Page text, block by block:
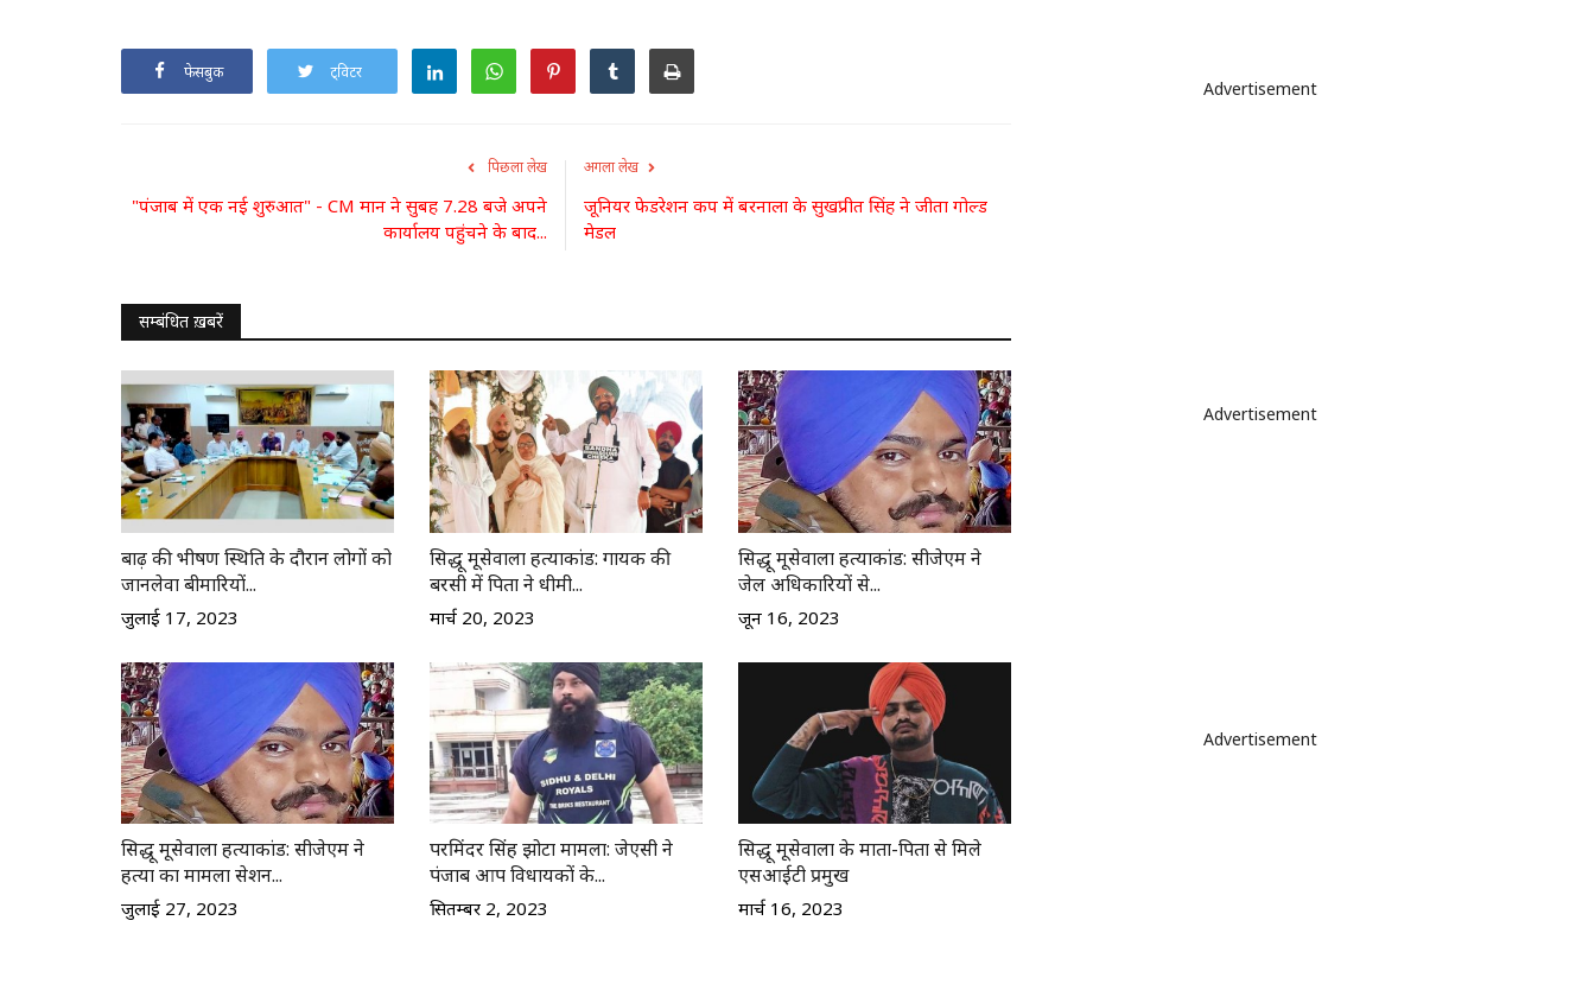
फेसबुक ट्विटर
पिछला लेख
"पंजाब में एक नई शुरुआत" - CM मान ने सुबह 7.28 बजे अपने
कार्यालय पहुंचने के बाद...
अगला लेख
जूनियर फेडरेशन कप में बरनाला के सुखप्रीत सिंह ने जीता गोल्ड
मेडल
सम्बंधित ख़बरें
बाढ़ की भीषण स्थिति के दौरान लोगों को
जानलेवा बीमारियों...
जुलाई 17, 2023
सिद्धू मूसेवाला हत्याकांड: गायक की
बरसी में पिता ने धीमी...
मार्च 20, 2023
सिद्धू मूसेवाला हत्याकांड: सीजेएम ने
जेल अधिकारियों से...
जून 16, 2023
सिद्धू मूसेवाला हत्याकांड: सीजेएम ने
हत्या का मामला सेशन...
जुलाई 27, 2023
परमिंदर सिंह झोटा मामला: जेएसी ने
पंजाब आप विधायकों के...
सितम्बर 2, 2023
सिद्धू मूसेवाला के माता-पिता से मिले
एसआईटी प्रमुख
मार्च 16, 2023
Advertisement
Advertisement
Advertisement